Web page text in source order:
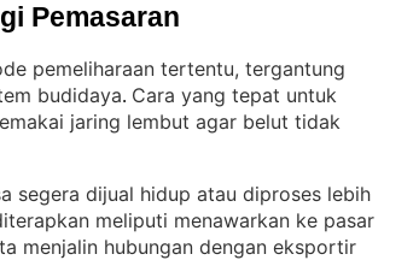
Pemasaran
pemeliharaan tertentu, tergantung
budidaya. Cara yang tepat untuk
jaring lembut agar belut tidak
segera dijual hidup atau diproses lebih
meliputi menawarkan ke pasar
menjalin hubungan dengan eksportir